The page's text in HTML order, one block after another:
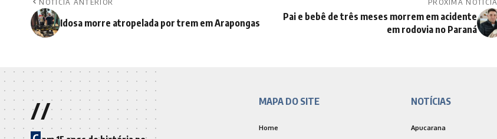
Idosa morre atropelada por trem em Arapongas
Pai e bebê de três meses morrem em acidente
em rodovia no Paraná
// MAPA DO SITE
Home
NOTÍCIAS
Apucarana